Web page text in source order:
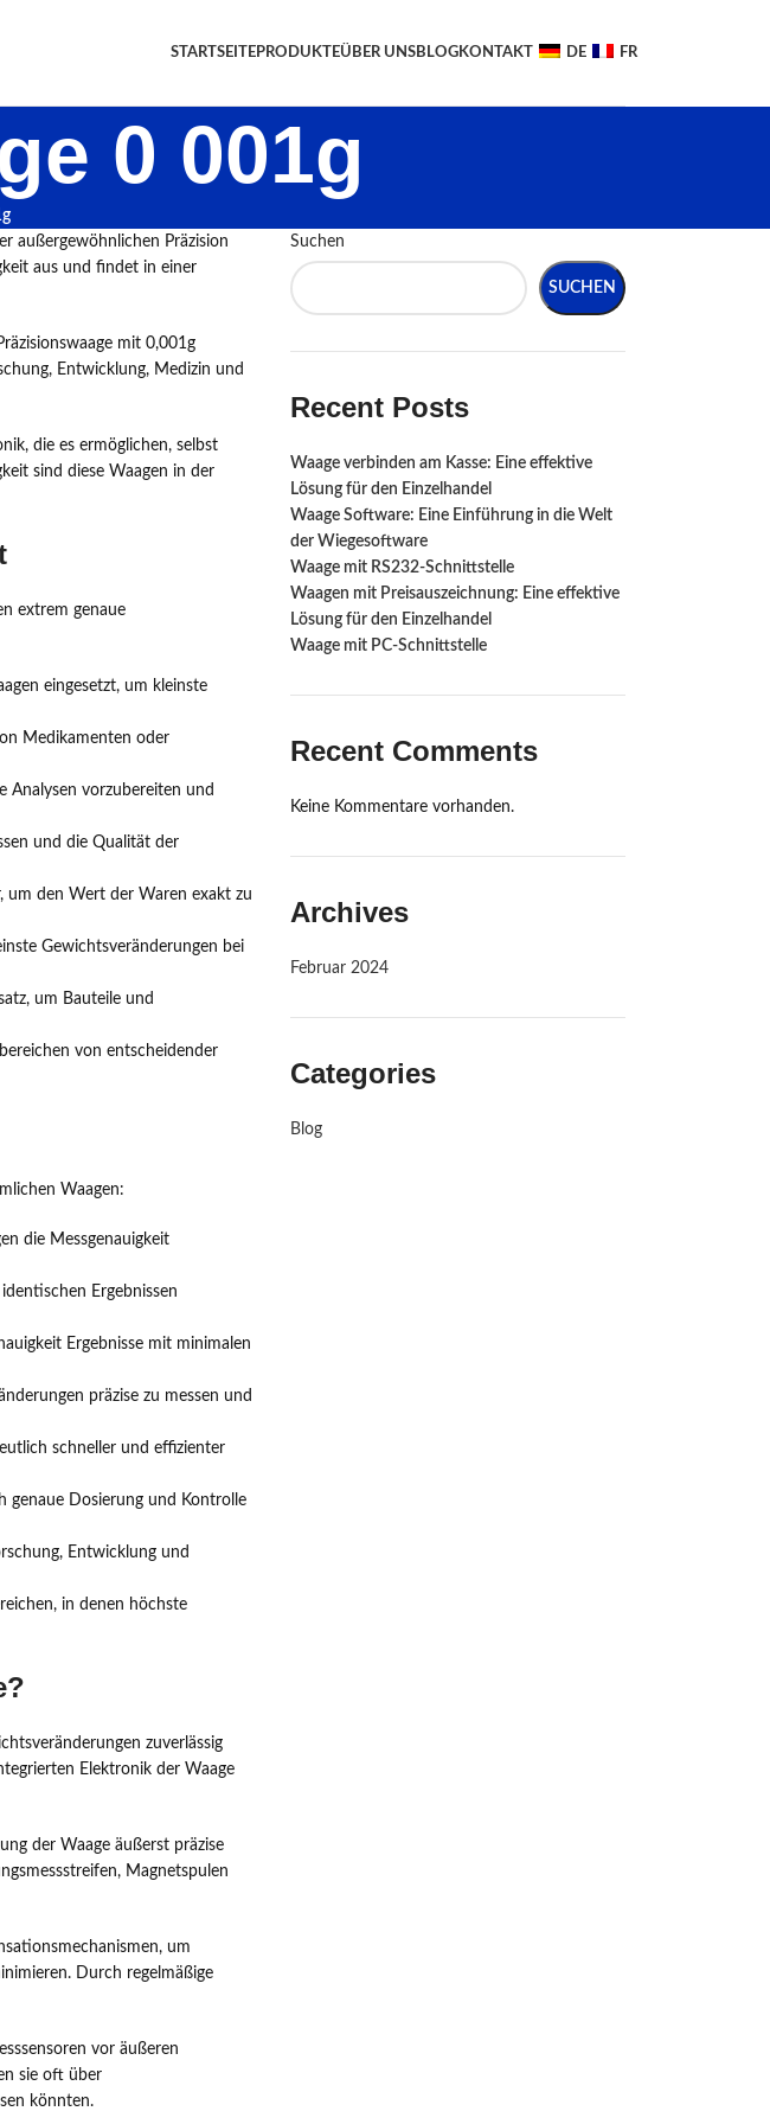
STARTSEITEPRODUKTEÜBER UNSBLOGKONTAKT DE FR
0 001g
außergewöhnlichen Präzision
aus und findet in einer
mit 0,001g
Entwicklung, Medizin und
die es ermöglichen, selbst
sind diese Waagen in der
extrem genaue
eingesetzt, um kleinste
Medikamenten oder
Analysen vorzubereiten und
und die Qualität der
um den Wert der Waren exakt zu
Gewichtsveränderungen bei
um Bauteile und
von entscheidender
Waagen:
die Messgenauigkeit
Ergebnissen
Ergebnisse mit minimalen
präzise zu messen und
schneller und effizienter
genaue Dosierung und Kontrolle
Entwicklung und
in denen höchste
zuverlässig
Elektronik der Waage
der Waage äußerst präzise
Magnetspulen
um
Durch regelmäßige
vor äußeren
sie oft über
könnten.
Suchen
SUCHEN
Recent Posts
Waage verbinden am Kasse: Eine effektive
Lösung für den Einzelhandel
Waage Software: Eine Einführung in die Welt
der Wiegesoftware
Waage mit RS232-Schnittstelle ‍
Waagen mit Preisauszeichnung: Eine effektive
Lösung für den Einzelhandel
Waage mit PC-Schnittstelle
Recent Comments
Keine Kommentare vorhanden.
Archives
Februar 2024
Categories
Blog